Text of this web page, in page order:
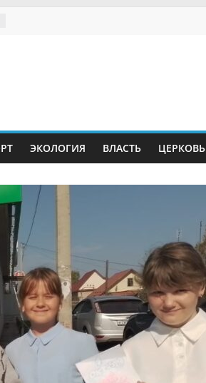
ЭКОЛОГИЯ ВЛАСТЬ ЦЕРКОВЬ